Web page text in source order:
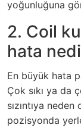
yoğunluğuna
2. Coil
hata
En büyük hata
Çok sıkı ya da
sızıntıya neden
pozisyonda